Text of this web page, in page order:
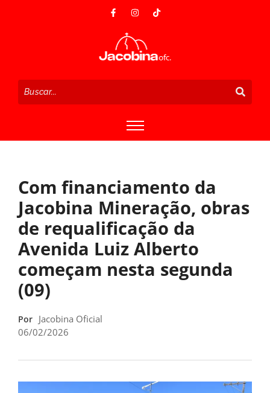
Com financiamento da
Jacobina Mineração, obras
de requalificação da
Avenida Luiz Alberto
começam nesta segunda
(09)
Por Jacobina Oficial
06/02/2026